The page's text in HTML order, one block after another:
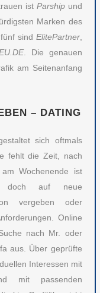
ist Parship und
Marken des
sind ElitePartner,
. Die genauen
am Seitenanfang
– DATING
sich oftmals
fehlt die Zeit, nach
Wochenende ist
doch auf neue
vergeben oder
Online
nach Mr. oder
aus. Über geprüfte
Interessen mit
mit passenden